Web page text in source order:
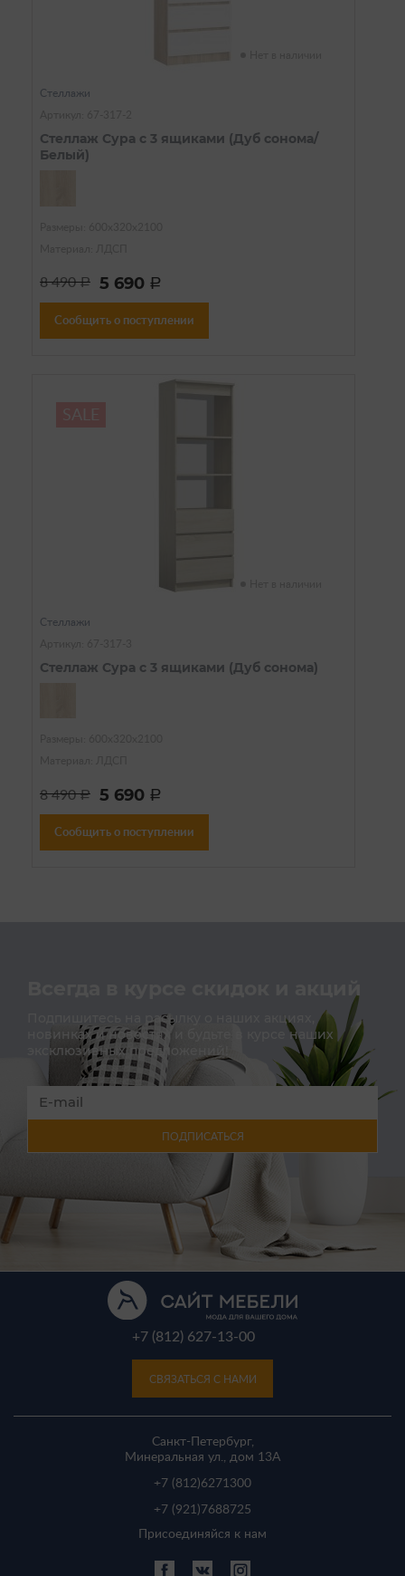
Стеллажи
Стеллаж Сура с 3 ящиками (Дуб сонома/
Белый)
8 490a 5 690 a
Сообщить о поступлении
Стеллажи
Стеллаж Сура с 3 ящиками (Дуб сонома)
8 490a 5 690 a
Сообщить о поступлении
Всегда в курсе скидок и акций
Подпишитесь на расылку о наших акциях,
новинках и новостях и будьте в курсе наших
эксклюзивных предложений!
ПОДПИСАТЬСЯ
+7 (812) 627-13-00
СВЯЗАТЬСЯ С НАМИ
Санкт-Петербург,
Минеральная ул., дом 13A
+7 (812)6271300
+7 (921) 7688725
Присоединяйся к нам